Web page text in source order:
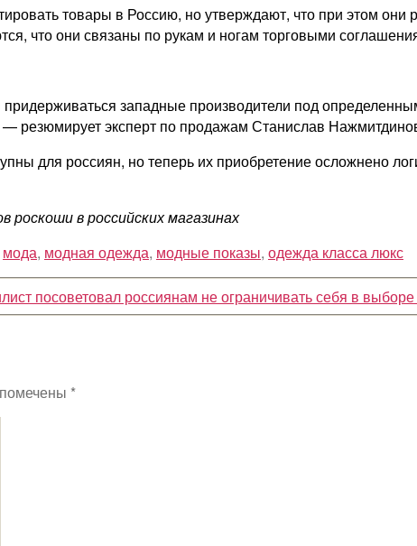
товары в Россию, но утверждают, что при этом
что они связаны по рукам и ногам торговыми
западные производители под
резюмирует эксперт по продажам Станислав
для россиян, но теперь их приобретение осложнено
в российских магазинах
мода, модная одежда, модные показы, одежда класса люкс
посоветовал россиянам не ограничивать себя в
*